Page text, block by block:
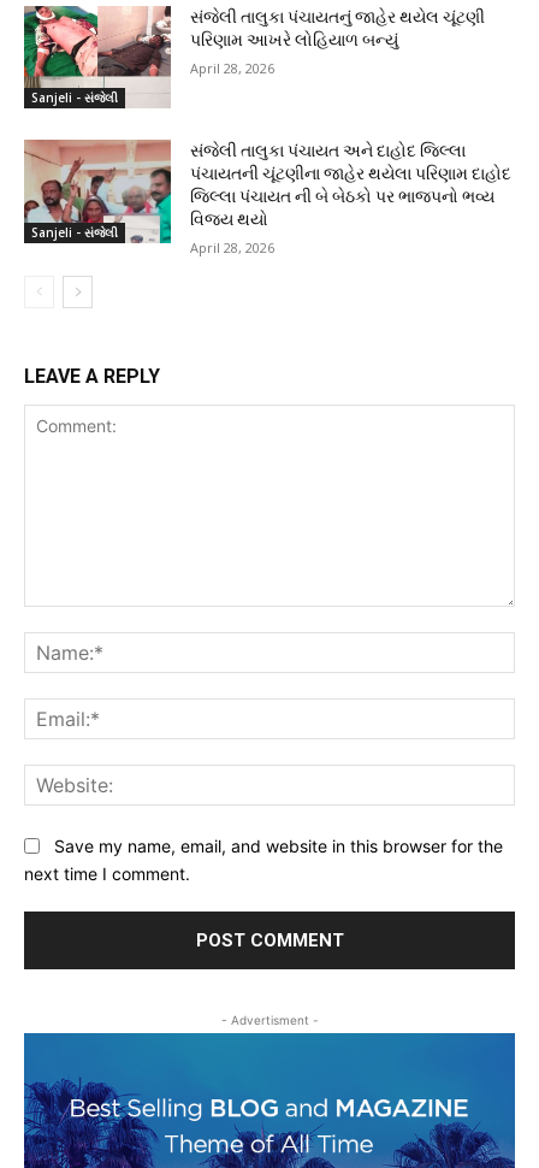
Sanjeli - સંજેલી
સંજેલી તાલુકા પંચાયતનું જાહેર થયેલ ચૂંટણી
પરિણામ આખરે લોહિયાળ બન્યું
April 28, 2026
Sanjeli - સંજેલી
સંજેલી તાલુકા પંચાયત અને દાહોદ જિલ્લા
પંચાયતની ચૂંટણીના જાહેર થયેલા પરિણામ દાહોદ
જિલ્લા પંચાયત ની બે બેઠકો પર ભાજપનો ભવ્ય
વિજય થયો
April 28, 2026
LEAVE A REPLY
Save my name, email, and website in this browser for the
next time I comment.
- Advertisment -